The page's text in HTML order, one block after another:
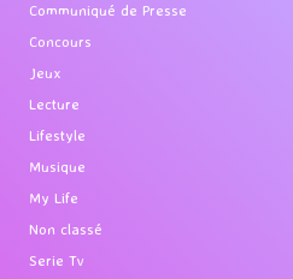
Communiqué de Presse
Concours
Jeux
Lecture
Lifestyle
Musique
My Life
Non classé
Serie Tv